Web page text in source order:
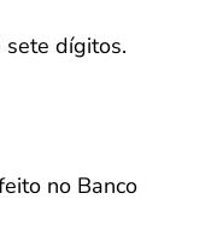
sete dígitos.
no Banco